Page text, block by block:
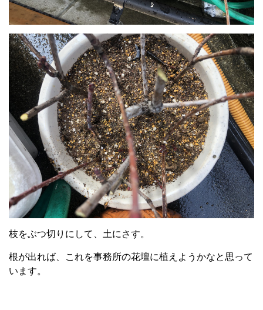
枝をぶつ切りにして、土にさす。
根が出れば、これを事務所の花壇に植えようかなと思って
います。